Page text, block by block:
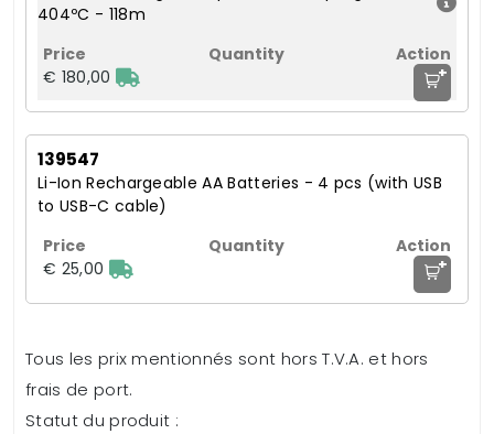
404ºC - 118m
€ 180,00 +
139547
Li-Ion Rechargeable AA Batteries - 4 pcs (with USB
to USB-C cable)
€ 25,00 +
Tous les prix mentionnés sont hors T.V.A. et hors
frais de port.
Statut du produit :